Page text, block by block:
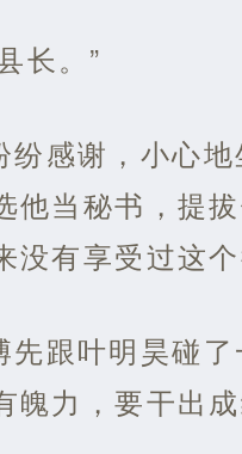
长。”
纷感谢，小心
他当秘书，提
没有享受过这个
先跟叶明昊碰
魄力，要干出